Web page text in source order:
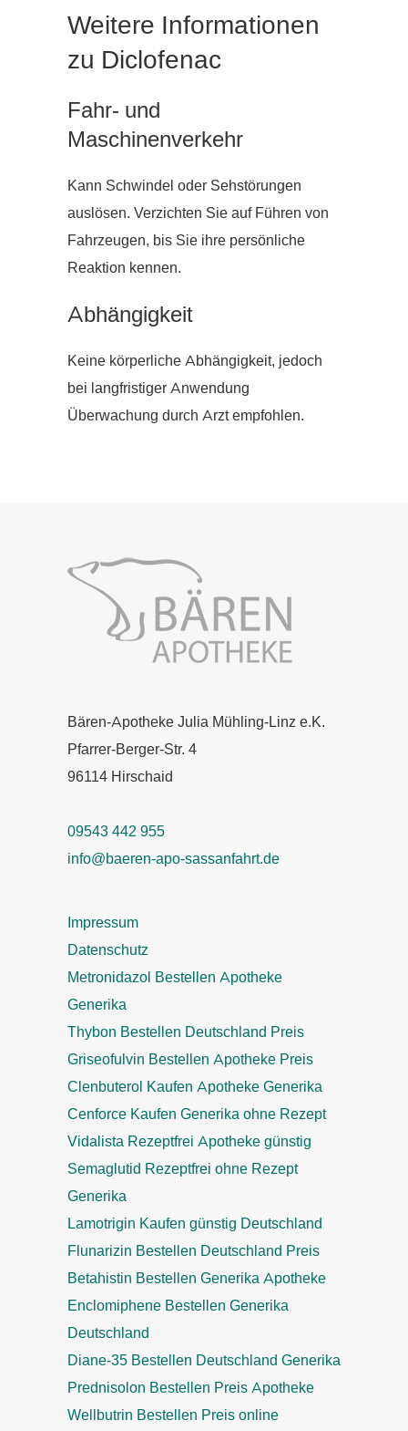
Weitere Informationen
zu Diclofenac
Fahr- und
Maschinenverkehr
Kann Schwindel oder Sehstörungen
auslösen. Verzichten Sie auf Führen von
Fahrzeugen, bis Sie ihre persönliche
Reaktion kennen.
Abhängigkeit
Keine körperliche Abhängigkeit, jedoch
bei langfristiger Anwendung
Überwachung durch Arzt empfohlen.
Bären-Apotheke Julia Mühling-Linz e.K.
Pfarrer-Berger-Str. 4
96114 Hirschaid
09543 442 955
info@baeren-apo-sassanfahrt.de
Impressum
Datenschutz
Metronidazol Bestellen Apotheke
Generika
Thybon Bestellen Deutschland Preis
Griseofulvin Bestellen Apotheke Preis
Clenbuterol Kaufen Apotheke Generika
Cenforce Kaufen Generika ohne Rezept
Vidalista Rezeptfrei Apotheke günstig
Semaglutid Rezeptfrei ohne Rezept
Generika
Lamotrigin Kaufen günstig Deutschland
Flunarizin Bestellen Deutschland Preis
Betahistin Bestellen Generika Apotheke
Enclomiphene Bestellen Generika
Deutschland
Diane-35 Bestellen Deutschland Generika
Prednisolon Bestellen Preis Apotheke
Wellbutrin Bestellen Preis online